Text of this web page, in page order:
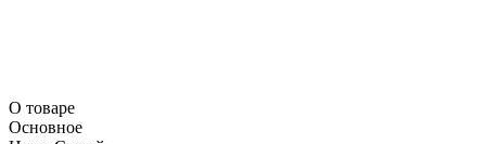
О товаре
Основное